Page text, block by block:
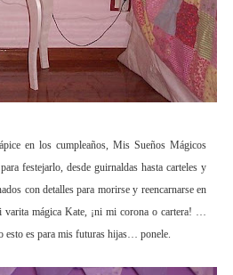
en los cumpleaños, Mis Sueños Mágicos
festejarlo, desde guirnaldas hasta carteles y
con detalles para morirse y reencarnarse en
mágica Kate, ¡ni mi corona o cartera! …
esto es para mis futuras hijas… ponele.